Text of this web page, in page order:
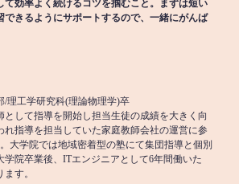
て効率よく続けるコツを掴むこと。まずは短い
できるようにサポートするので、一緒にがんば
/理工学研究科(理論物理学)卒
として指導を開始し担当生徒の成績を大きく向
れ指導を担当していた家庭教師会社の運営に参
大学院では地域密着型の塾にて集団指導と個別
学院卒業後、ITエンジニアとして6年間働いた
す。